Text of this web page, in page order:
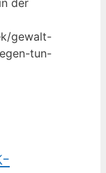
gewalt-
tun-